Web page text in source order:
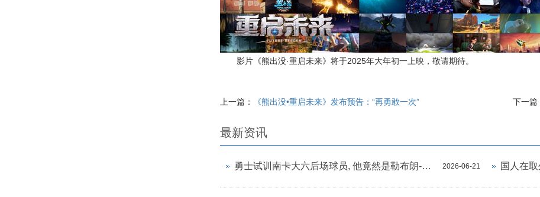
影片《熊出没·重启未来》将于2025年大年初一上映，敬请期待。
上一篇： 《熊出没•重启未来》发布预告：“再勇敢一次” 下一篇
最新资讯
2026-06-21
勇士试训南卡大六后场球员, 他竟然是勒布朗-詹姆斯的好朋友?